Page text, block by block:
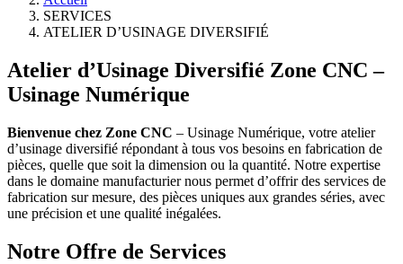
SERVICES
ATELIER D’USINAGE DIVERSIFIÉ
Atelier d’Usinage Diversifié Zone CNC –
Usinage Numérique
Bienvenue chez Zone CNC – Usinage Numérique, votre atelier
d’usinage diversifié répondant à tous vos besoins en fabrication de
pièces, quelle que soit la dimension ou la quantité. Notre expertise
dans le domaine manufacturier nous permet d’offrir des services de
fabrication sur mesure, des pièces uniques aux grandes séries, avec
une précision et une qualité inégalées.
Notre Offre de Services